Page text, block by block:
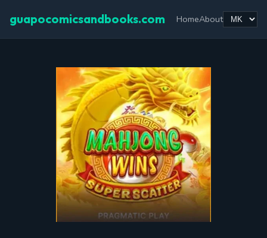
guapocomicsandbooks.com HomeAbout